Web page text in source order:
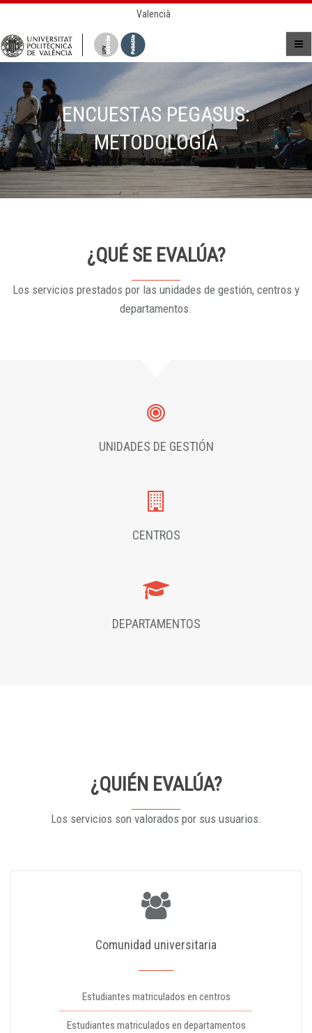
Valencià
ENCUESTAS PEGASUS:
METODOLOGÍA
¿QUÉ SE EVALÚA?
Los servicios prestados por las unidades de gestión, centros y
departamentos.
UNIDADES DE GESTIÓN
CENTROS
DEPARTAMENTOS
¿QUIÉN EVALÚA?
Los servicios son valorados por sus usuarios.
Comunidad universitaria
Estudiantes matriculados en centros
Estudiantes matriculados en departamentos